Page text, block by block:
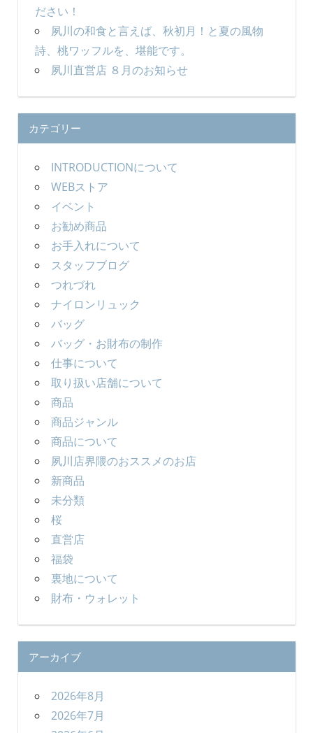
ださい！
夙川の和食と言えば、秋初月！と夏の風物
詩、桃ワッフルを、堪能です。
夙川直営店 ８月のお知らせ
カテゴリー
INTRODUCTIONについて
WEBストア
イベント
お勧め商品
お手入れについて
スタッフブログ
つれづれ
ナイロンリュック
バッグ
バッグ・お財布の制作
仕事について
取り扱い店舗について
商品
商品ジャンル
商品について
夙川店界隈のおススメのお店
新商品
未分類
桜
直営店
福袋
裏地について
財布・ウォレット
アーカイブ
2026年8月
2026年7月